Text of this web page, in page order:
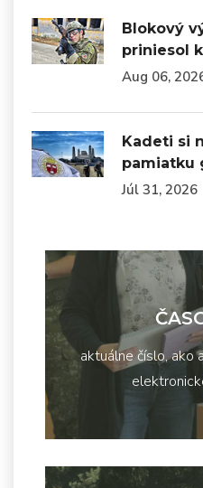
Blokový
priniesol
Aug 06,
Kadeti si
pamiatku
Júl 31, 2026
aktuálne číslo, ako